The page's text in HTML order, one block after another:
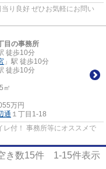
り良好 ぜひお気軽にお問い
目の事務所
徒歩10分
」駅 徒歩10分
徒歩10分
㎡
万円
通 １丁目1-18
レ付！ 事務所等にオススメで
き数15件 1-15件表示